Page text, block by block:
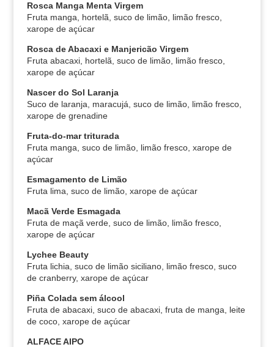
Rosca Manga Menta Virgem
Fruta manga, hortelã, suco de limão, limão fresco,
xarope de açúcar
Rosca de Abacaxi e Manjericão Virgem
Fruta abacaxi, hortelã, suco de limão, limão fresco,
xarope de açúcar
Nascer do Sol Laranja
Suco de laranja, maracujá, suco de limão, limão fresco,
xarope de grenadine
Fruta-do-mar triturada
Fruta manga, suco de limão, limão fresco, xarope de
açúcar
Esmagamento de Limão
Fruta lima, suco de limão, xarope de açúcar
Macã Verde Esmagada
Fruta de maçã verde, suco de limão, limão fresco,
xarope de açúcar
Lychee Beauty
Fruta lichia, suco de limão siciliano, limão fresco, suco
de cranberry, xarope de açúcar
Piña Colada sem álcool
Fruta de abacaxi, suco de abacaxi, fruta de manga, leite
de coco, xarope de açúcar
ALFACE AIPO